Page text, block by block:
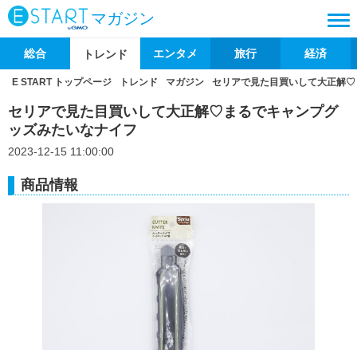
マガジン
総合 トレンド エンタメ 旅行 経済
E START トップページ トレンド マガジン セリアで見た目買いして大正解
セリアで見た目買いして大正解♡まるでキャンプグ
ッズみたいなナイフ
2023-12-15 11:00:00
商品情報